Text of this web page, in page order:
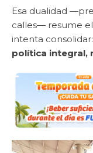
Esa dualidad
calles— resume
intenta consolidar:
política integral,